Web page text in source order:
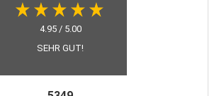
4.95 / 5.00
SEHR GUT!